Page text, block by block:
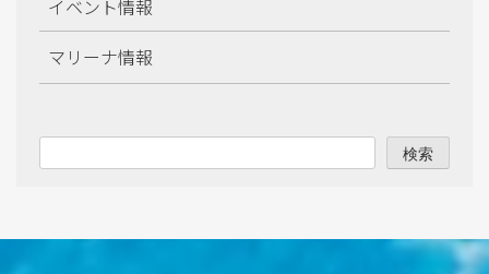
2025年11月
2025年10月
2025年9月
2025年7月
イベント情報
マリーナ情報
検索